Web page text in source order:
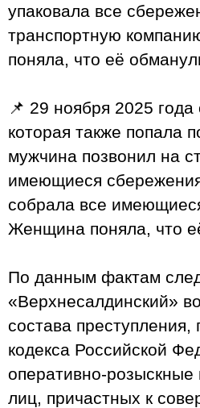
упаковала все
транспортную
поняла, что её
📌 29 ноября 2025
которая также попала
мужчина позвонил на
имеющиеся
собрала все
Женщина поняла, что
По данным фактам
«Верхнесалдинский»
состава преступления,
кодекса Российской
оперативно-
лиц, причастных к